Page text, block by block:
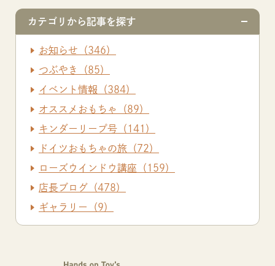
カテゴリから記事を探す
お知らせ（346）
つぶやき（85）
イベント情報（384）
オススメおもちゃ（89）
キンダーリープ号（141）
ドイツおもちゃの旅（72）
ローズウインドウ講座（159）
店長ブログ（478）
ギャラリー（9）